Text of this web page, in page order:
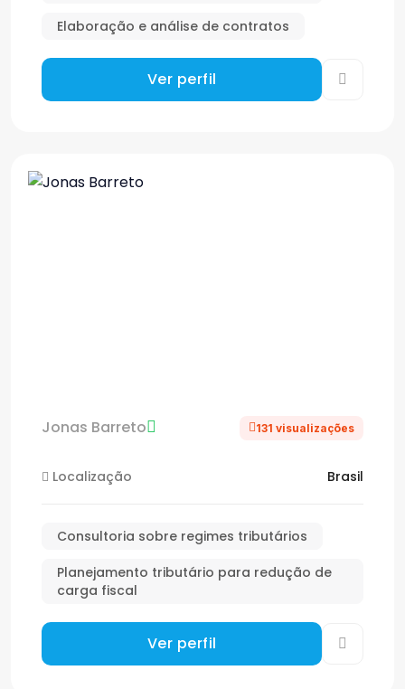
Elaboração e análise de contratos
Ver perfil
Jonas Barreto 131 visualizações
Localização Brasil
Consultoria sobre regimes tributários
Planejamento tributário para redução de
carga fiscal
Ver perfil